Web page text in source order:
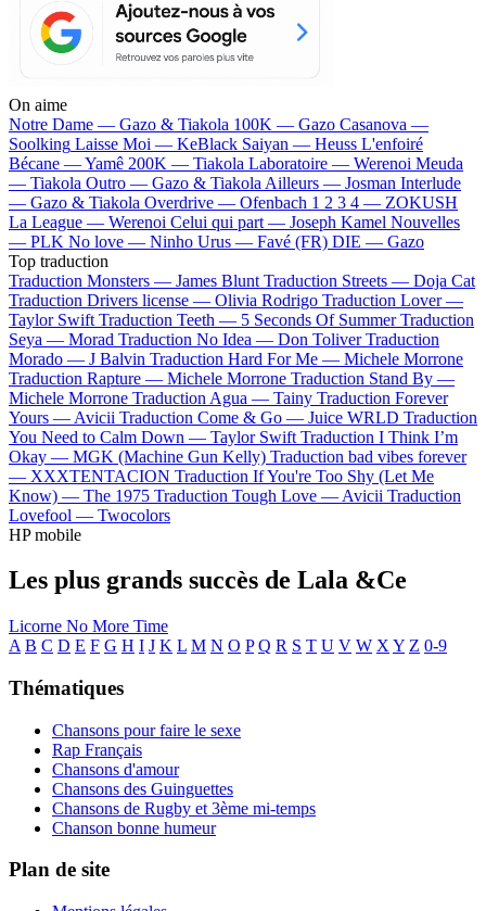
On aime
Notre Dame — Gazo & Tiakola 100K — Gazo Casanova —
Soolking Laisse Moi — KeBlack Saiyan — Heuss L'enfoiré
Bécane —Yamê 200K — Tiakola Laboratoire — Werenoi Meuda
— Tiakola Outro — Gazo & Tiakola Ailleurs — Josman Interlude
— Gazo & Tiakola Overdrive — Ofenbach 1 2 3 4 — ZOKUSH
La League — Werenoi Celui qui part — Joseph Kamel Nouvelles
— PLK No love — Ninho Urus — Favé (FR) DIE — Gazo
Top traduction
Traduction Monsters — James Blunt Traduction Streets — Doja Cat
Traduction Drivers license — Olivia Rodrigo Traduction Lover —
Taylor Swift Traduction Teeth — 5 Seconds Of Summer Traduction
Seya — Morad Traduction No Idea — Don Toliver Traduction
Morado — J Balvin Traduction Hard For Me — Michele Morrone
Traduction Rapture — Michele Morrone Traduction Stand By —
Michele Morrone Traduction Agua — Tainy Traduction Forever
Yours — Avicii Traduction Come & Go — Juice WRLD Traduction
You Need to Calm Down — Taylor Swift Traduction I Think I’m
Okay — MGK (Machine Gun Kelly) Traduction bad vibes forever
— XXXTENTACION Traduction If You're Too Shy (Let Me
Know) — The 1975 Traduction Tough Love — Avicii Traduction
Lovefool — Twocolors
HP mobile
Les plus grands succès de Lala &Ce
Licorne No More Time
A B C D E F G H I J K L M N O P Q R S T U V W X Y Z 0-9
Thématiques
Chansons pour faire le sexe
Rap Français
Chansons d'amour
Chansons des Guinguettes
Chansons de Rugby et 3ème mi-temps
Chanson bonne humeur
Plan de site